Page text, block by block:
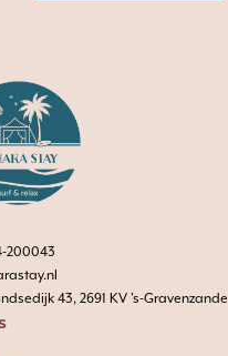
200043
43, 2691 KV 's-Gravenzande